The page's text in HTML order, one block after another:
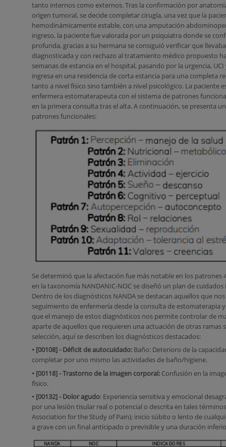
tanto internos como externos. Tras la confirmación por
origen tumoral, se decide completar cirugía, una vez que la
hemodinámicamente estable, con una amputación
ingreso, la paciente fue valorada por un psiquiatra donde se
profunda, gracias a su hermana se consiguió verificar que
diagnosticada y con rechazo al tratamiento médico propuesto
semanas de estancia en el hospital, pasando por la urgencia,
ingresa en una residencia de corta estancia para una completa
tanto a nivel físico sino también a nivel psicológico. La paciente
enfermera estomaterapeuta con el sistema de patrones
en la primera consulta tras el alta. A continuación, se presenta
patrones funcionales:
Se determinó que la afectación fue más notable en los patrones
en la taxonomía NANDANIC-NOC se diseñó un plan de
Dentro de los diagnósticos NANDA se destacan aquellos que
seguimiento de enfermería desde la consulta de estomaterapia
que el manejo de estos diagnósticos nos permite controlar de
aparte de aquellos que requieren una actuación de otras ramas
selección, aquí se describen los diagnósticos destacados:
• [00108] - Déficit de autocuidado: Baño: Deterioro de la
completar por uno mismo las actividades de baño/higiene.
• [00118] - Trastorno de la imagen corporal: Confusión en la
físico.
• [00132] - Dolor agudo: Experiencia sensitiva y emocional
por una lesión tisular real o potencial o descrita en tales
Association for the Study of Pain); inicio súbito o lento de
a grave con un final anticipado o previsible y una duración